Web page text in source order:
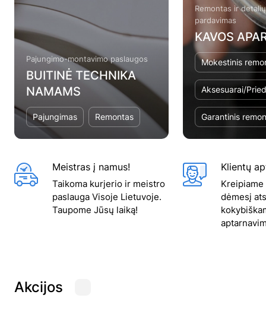
Pajungimo-montavimo paslaugos
BUITINĖ TECHNIKA
NAMAMS
Pajungimas Remontas
Remontas ir
pardavimas
KAVOS
Mokestinis
Aksesuarai/
Garantinis
Meistras į namus!
Taikoma kurjerio ir meistro
paslauga Visoje Lietuvoje.
Taupome Jūsų laiką!
Klientų
dėmesį
Akcijos